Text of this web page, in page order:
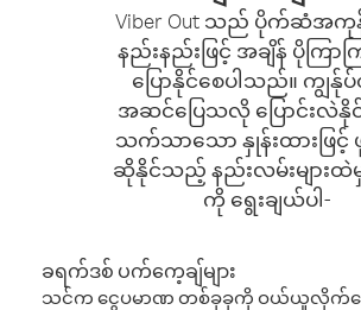
Viber Out သည် ပိုက်ဆံအကု
နည်းနည်းဖြင့် အချိန် ပိုကြာက
ပြောနိုင်စေပါသည်။ ကျွ
အဆင်ပြေသလို ပြောင်းလဲနို
သက်သာသော နှုန်းထားဖြင့် ဖု
ဆိုနိုင်သည့် နည်းလမ်းများထဲ
ကို ရွေးချယ်ပါ-
ခရက်ဒစ် ပက်ကေ့ချ်များ
သင်က ငွေပမာဏ တစ်ခုခုကို ဝယ်ယူလိုက်သေ